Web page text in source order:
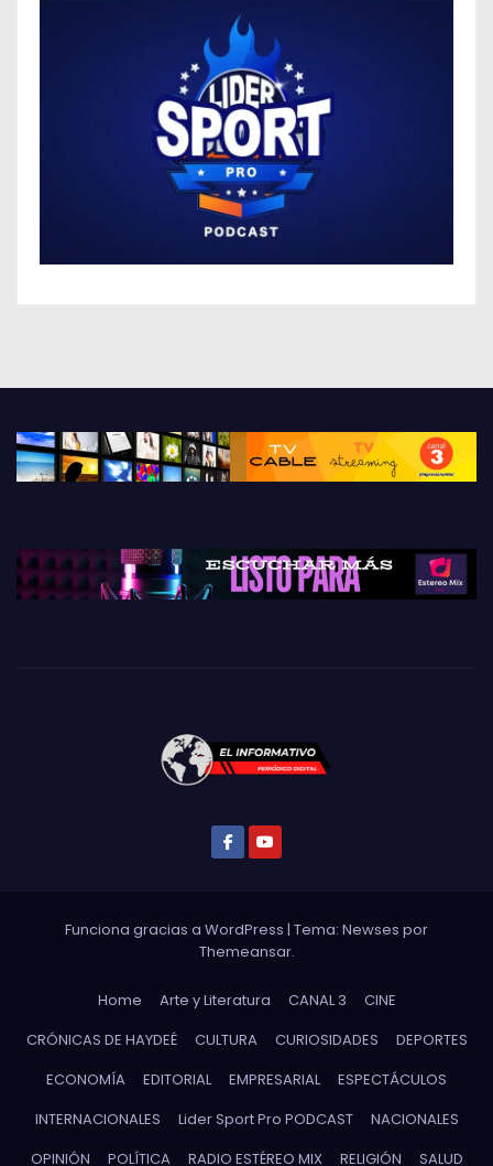
Funciona gracias a WordPress | Tema: Newses por
Themeansar.
Home Arte y Literatura CANAL 3
CINE
CRÓNICAS DE HAYDEÉ
CULTURA CURIOSIDADES
DEPORTES
ECONOMÍA
EDITORIAL EMPRESARIAL
ESPECTÁCULOS
INTERNACIONALES
Lider Sport Pro PODCAST
NACIONALES
OPINIÓN
POLÍTICA RADIO ESTÉREO MIX RELIGIÓN SALUD